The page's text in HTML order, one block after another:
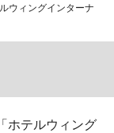
ウィングインターナ
ホテルウィング